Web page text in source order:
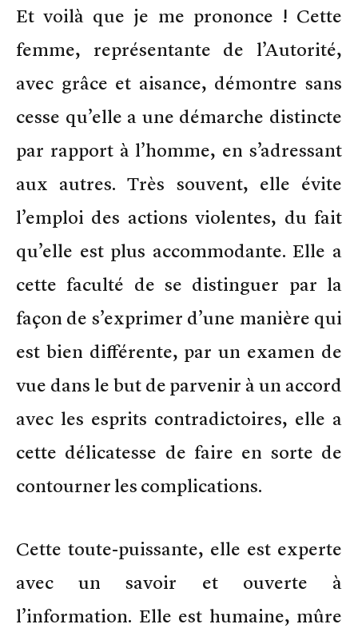
Et voilà que je me prononce ! Cette
femme, représentante de l’Autorité,
avec grâce et aisance, démontre sans
cesse qu’elle a une démarche distincte
par rapport à l’homme, en s’adressant
aux autres. Très souvent, elle évite
l’emploi des actions violentes, du fait
qu’elle est plus accommodante. Elle a
cette faculté de se distinguer par la
façon de s’exprimer d’une manière qui
est bien différente, par un examen de
vue dans le but de parvenir à un accord
avec les esprits contradictoires, elle a
cette délicatesse de faire en sorte de
contourner les complications.
Cette toute-puissante, elle est experte
avec un savoir et ouverte à
l’information. Elle est humaine, mûre